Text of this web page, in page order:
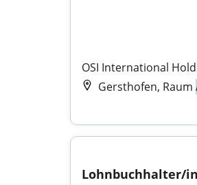
OSI International
Gersthofen, Raum
Lohnbuchhalter/